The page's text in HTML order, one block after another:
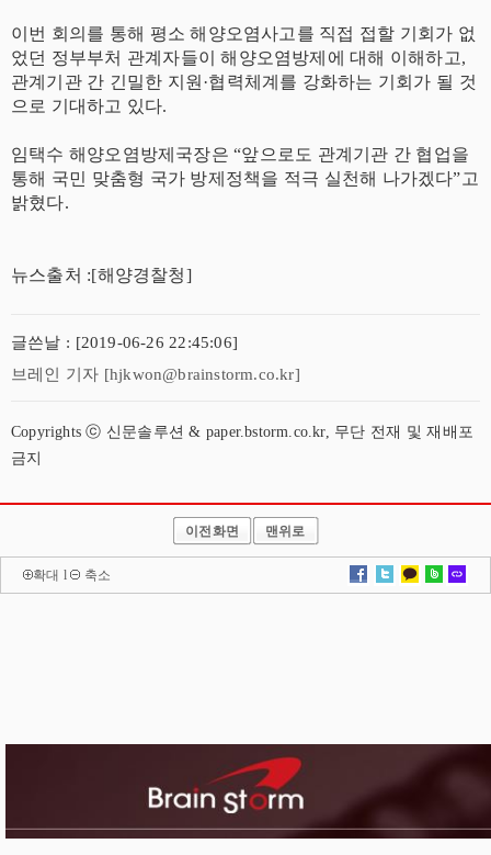
이번 회의를 통해 평소 해양오염사고를 직접 접할 기회가 없
었던 정부부처 관계자들이 해양오염방제에 대해 이해하고,
관계기관 간 긴밀한 지원·협력체계를 강화하는 기회가 될 것
으로 기대하고 있다.
임택수 해양오염방제국장은 “앞으로도 관계기관 간 협업을
통해 국민 맞춤형 국가 방제정책을 적극 실천해 나가겠다”고
밝혔다.
뉴스출처 :[해양경찰청]
글쓴날 : [2019-06-26 22:45:06]
브레인 기자 [hjkwon@brainstorm.co.kr]
Copyrights ⓒ 신문솔루션 & paper.bstorm.co.kr, 무단 전재 및 재배포
금지
이전화면 맨위로
확대 l 축소